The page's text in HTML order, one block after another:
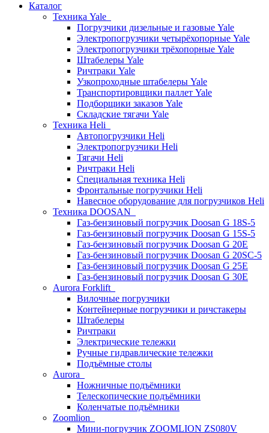
Каталог
Техника Yale
Погрузчики дизельные и газовые Yale
Электропогрузчики четырёхопорные Yale
Электропогрузчики трёхопорные Yale
Штабелеры Yale
Ричтраки Yale
Узкопроходные штабелеры Yale
Транспортировщики паллет Yale
Подборщики заказов Yale
Складские тягачи Yale
Техника Heli
Автопогрузчики Heli
Электропогрузчики Heli
Тягачи Heli
Ричтраки Heli
Специальная техника Heli
Фронтальные погрузчики Heli
Навесное оборудование для погрузчиков Heli
Техника DOOSAN
Газ-бензиновый погрузчик Doosan G 18S-5
Газ-бензиновый погрузчик Doosan G 15S-5
Газ-бензиновый погрузчик Doosan G 20E
Газ-бензиновый погрузчик Doosan G 20SC-5
Газ-бензиновый погрузчик Doosan G 25E
Газ-бензиновый погрузчик Doosan G 30E
Aurora Forklift
Вилочные погрузчики
Контейнерные погрузчики и ричстакеры
Штабелеры
Ричтраки
Электрические тележки
Ручные гидравлические тележки
Подъёмные столы
Aurora
Ножничные подъёмники
Телескопические подъёмники
Коленчатые подъёмники
Zoomlion
Мини-погрузчик ZOOMLION ZS080V